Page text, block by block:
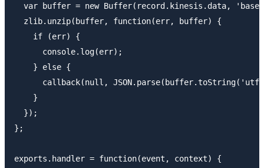
var buffer = new Buffer(record.kinesis.data,
  zlib.unzip(buffer, function(err, buffer) {
    if (err) {
      console.log(err);
    } else {
callback(null,
    }
  });
};
exports.handler = function(event, context) {